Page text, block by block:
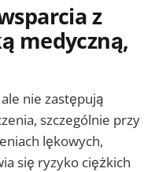
z
medyczną,
nie zastępują
szczególnie przy
lękowych,
się ryzyko ciężkich